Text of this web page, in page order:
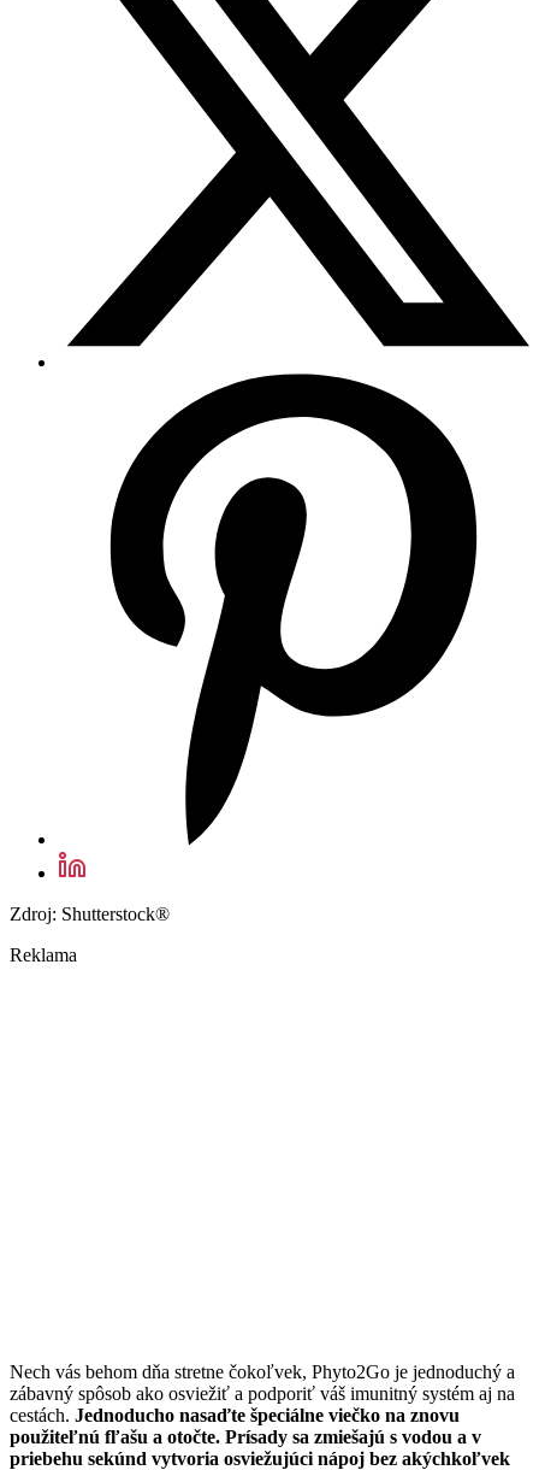
Zdroj: Shutterstock®
Reklama
Nech vás behom dňa stretne čokoľvek, Phyto2Go je jednoduchý a
zábavný spôsob ako osviežiť a podporiť váš imunitný systém aj na
cestách. Jednoducho nasaďte špeciálne viečko na znovu
použiteľnú fľašu a otočte. Prísady sa zmiešajú s vodou a v
priebehu sekúnd vytvoria osviežujúci nápoj bez akýchkoľvek